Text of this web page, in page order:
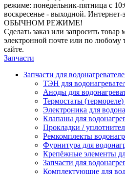
режиме: понедельник-пятница с
воскресенье - выходной.
ОБЫЧНОМ РЕЖИМЕ!
Сделать заказ или запросить
электронной почте или по любому
сайте.
Запчасти
Запчасти для
ТЭН для
Аноды для
Термостаты
Электроника для
Клапаны для
Прокладки /
Ремкомплекты
Фурнитура для
Крепёжные элементы
Запчасти для
Комплектующие для